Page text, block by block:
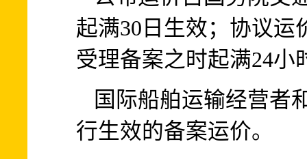
起满30日生效；协议运
受理备案之时起满24小
国际船舶运输经营者
行生效的备案运价。